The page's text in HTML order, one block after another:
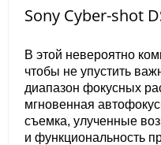
Sony Cyber-shot
В этой невероятно
чтобы не упустить
диапазон фокусных
мгновенная
съемка, улученные
и функциональность